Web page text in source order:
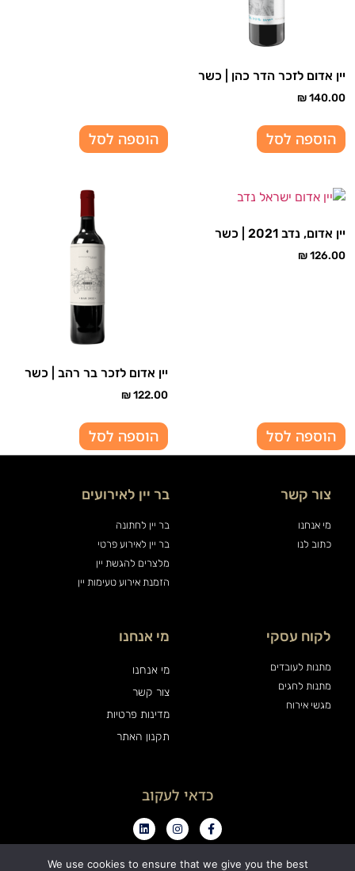
יין אדום לזכר הדר כהן | כשר
₪140.00
הוספה לסל הוספה לסל
יין אדום, נדב 2021 | כשר
₪126.00
הוספה לסל
יין אדום לזכר בר רהב | כשר
₪122.00
הוספה לסל
צור קשר
מי אנחנו
כתוב לנו
בר יין לאירועים
בר יין לחתונה
בר יין לאירוע פרטי
מלצרים להגשת יין
הזמנת אירוע טעימות יין
לקוח עסקי
מתנות לעובדים
מתנות לחגים
מגשי אירוח
מי אנחנו
מי אנחנו
צור קשר
מדינות פרטיות
תקנון האתר
כדאי לעקוב
We use cookies to ensure that we give you the best